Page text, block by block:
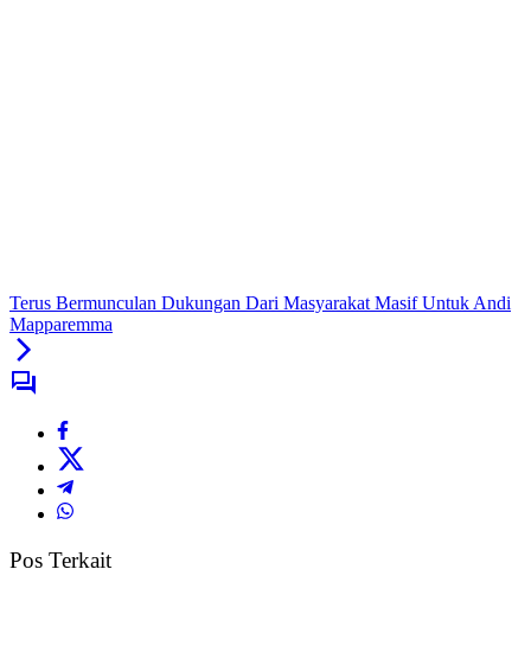
Terus Bermunculan Dukungan Dari Masyarakat Masif Untuk Andi
Mapparemma
Pos Terkait